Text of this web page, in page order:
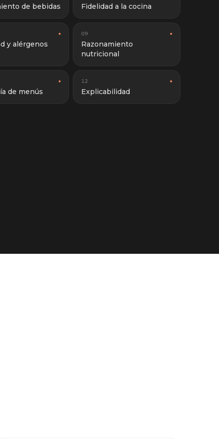
de bebidas Fidelidad a la cocina
y alérgenos
09
Razonamiento
nutricional
de menús
12
Explicabilidad